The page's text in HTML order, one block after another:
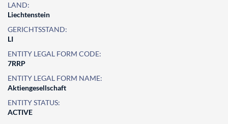
LAND:
Liechtenstein
GERICHTSSTAND:
LI
ENTITY LEGAL FORM CODE:
7RRP
ENTITY LEGAL FORM NAME:
Aktiengesellschaft
ENTITY STATUS:
ACTIVE